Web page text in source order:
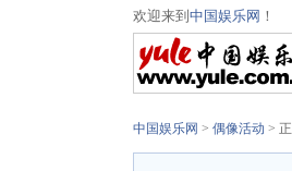
欢迎来到 中国娱乐网 ！
中国娱乐网 > 偶像活动 >